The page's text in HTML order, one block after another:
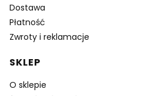
Dostawa
Płatność
Zwroty i reklamacje
SKLEP
O sklepie